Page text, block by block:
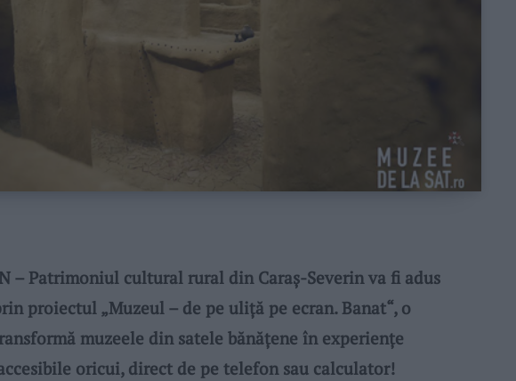
– Patrimoniul cultural rural din Caraș-Severin va fi adus
proiectul „Muzeul – de pe uliță pe ecran. Banat“, o
muzeele din satele bănățene în experiențe
oricui, direct de pe telefon sau calculator!